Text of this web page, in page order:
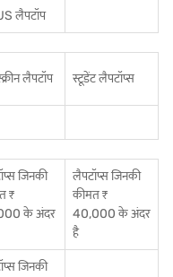
लैपटॉप
लैपटॉप स्टूडेंट लैपटॉप्स
जिनकी
₹
के अंदर
लैपटॉप्स जिनकी
कीमत ₹
40,000 के अंदर
है
जिनकी